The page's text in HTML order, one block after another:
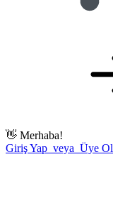
👋 Merhaba!
Giriş Yap veya Üye Ol